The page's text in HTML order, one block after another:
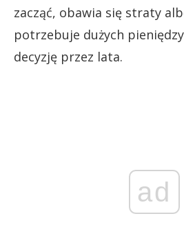
zacząć, obawia się straty
potrzebuje dużych
decyzję przez lata.
ad